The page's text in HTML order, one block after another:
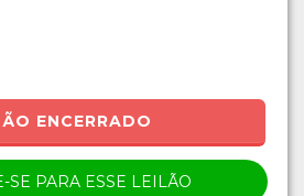
ENCERRADO
SE PARA ESSE LEILÃO